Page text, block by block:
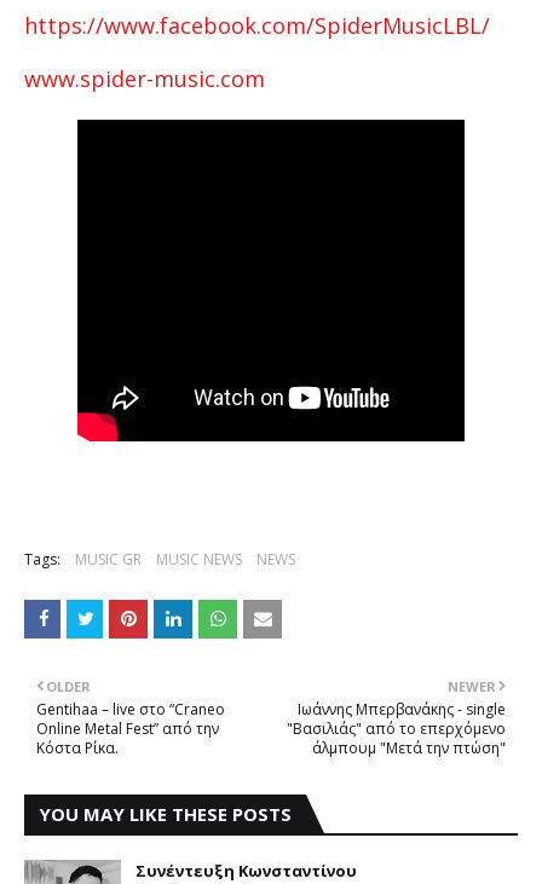
https://www.facebook.com/SpiderMusicLBL/
www.spider-music.com
Tags: MUSIC GR MUSIC NEWS NEWS
NEWER
Ιωάννης Μπερβανάκης - single
"Βασιλιάς" από το επερχόμενο
άλμπουμ "Μετά την πτώση"
OLDER
Gentihaa – live στο “Craneo
Online Metal Fest” από την
Κόστα Ρίκα.
YOU MAY LIKE THESE POSTS
Συνέντευξη Κωνσταντίνου